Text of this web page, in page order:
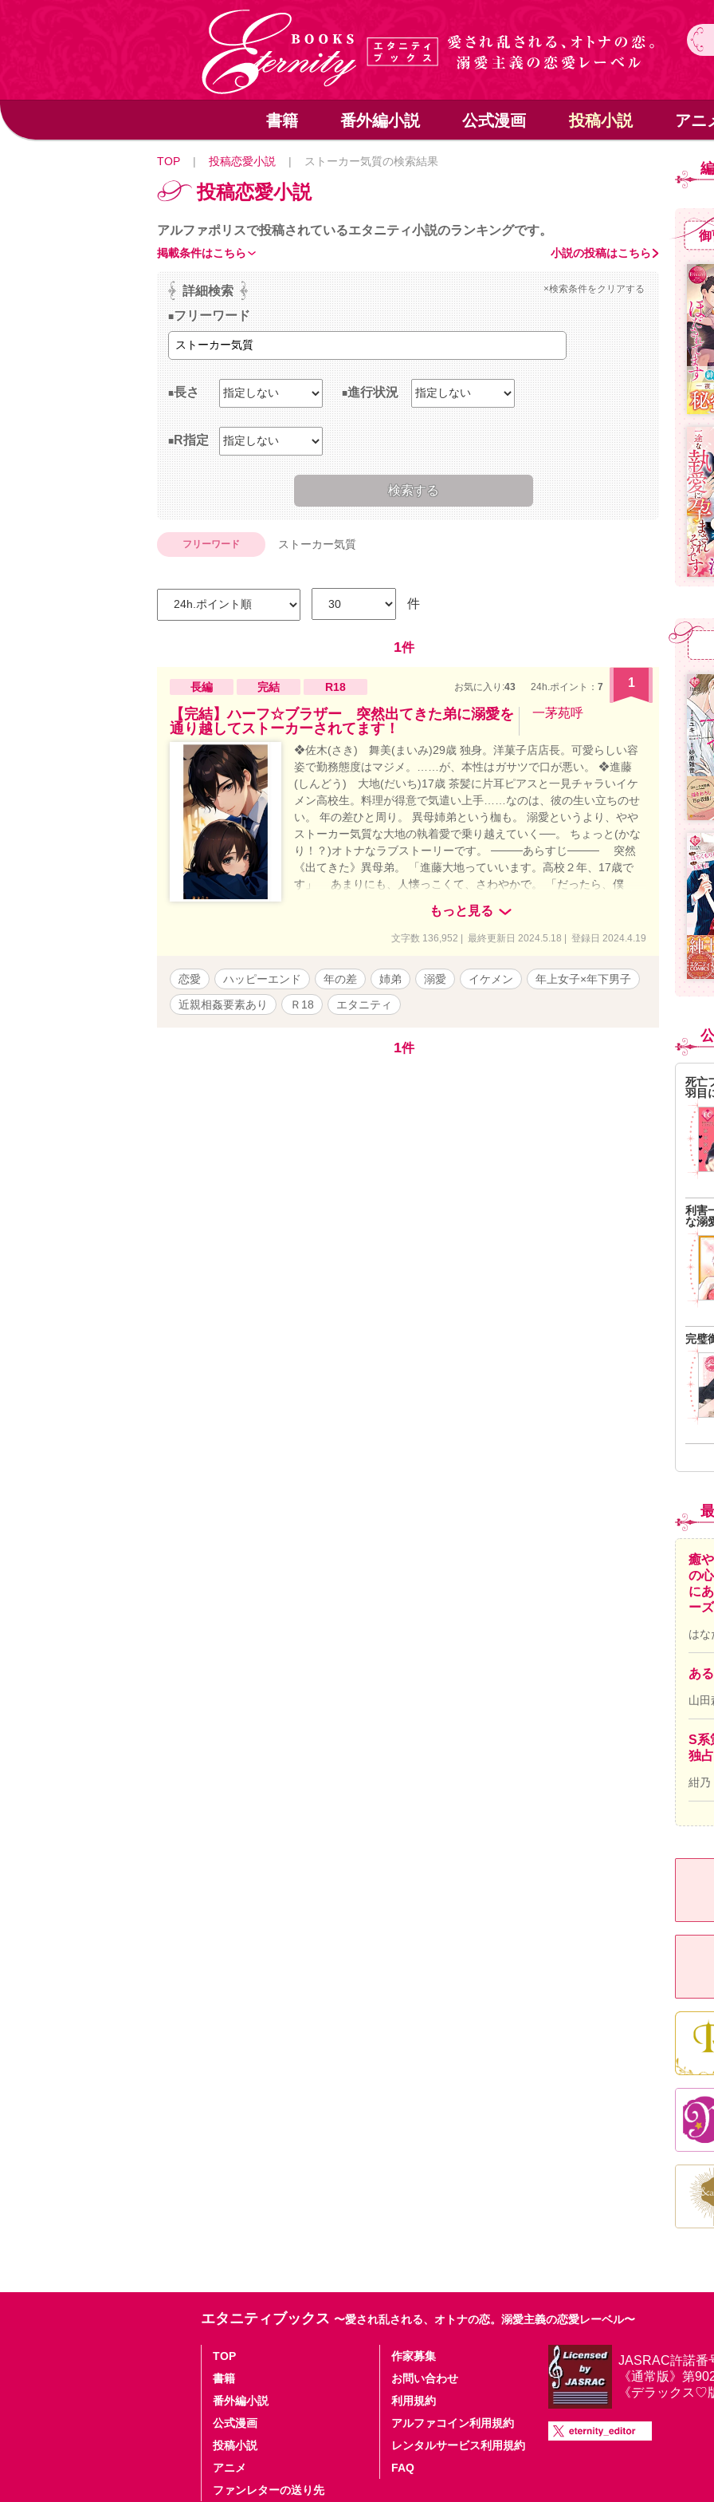
書籍 番外編小説 公式漫画 投稿小説 アニ
TOP | 投稿恋愛小説 | ストーカー気質の検索結果
投稿恋愛小説
アルファポリスで投稿されているエタニティ小説のランキングです。
小説の投稿はこちら
掲載条件はこちら
詳細検索 ×検索条件をクリアする
フリーワード
長さ 進行状況
R指定
フリーワード ストーカー気質
件
1件
長編 完結 R18 お気に入り:43 24h.ポイント： 7 1
【完結】ハーフ☆ブラザー 突然出てきた弟に溺愛を
通り越してストーカーされてます！
一茅苑呼
❖佐木(さき) 舞美(まいみ)29歳 独身。洋菓子店店長。可愛らしい容
姿で勤務態度はマジメ。……が、本性はガサツで口が悪い。 ❖進藤
(しんどう) 大地(だいち)17歳 茶髪に片耳ピアスと一見チャラいイケ
メン高校生。料理が得意で気遣い上手……なのは、彼の生い立ちのせ
い。 年の差ひと周り。 異母姉弟という枷も。 溺愛というより、やや
ストーカー気質な大地の執着愛で乗り越えていく──。 ちょっと(かな
り！？)オトナなラブストーリーです。 ────あらすじ──── 突然
《出てきた》異母弟。 「進藤大地っていいます。高校２年、17歳で
す」 あまりにも、人懐っこくて、さわやかで。 「だったら、僕
を……僕自身を嫌いだって、言ってよ」 なのに、私には理解し難い
《マイルール》をもっていて。 「あの人は、そういう女(ひと)、だっ
たんだ……」 そして、告げられる悲しい過去……。 半分だけ血の
Ｉイラストです※※※
もっと見る
文字数 136,952 | 最終更新日 2024.5.18 | 登録日 2024.4.19
恋愛 ハッピーエンド 年の差 姉弟 溺愛 イケメン
年上女子×年下男子
近親相姦要素あり
Ｒ18 エタニティ
1件
死亡
羽目
利害
な溺
完璧
癒
の
に
ー
はな
あ
山田
S系
独
紺乃
エタニティブックス 〜愛され乱される、オトナの恋。溺愛主義の恋愛レーベル〜
TOP
書籍
番外編小説
公式漫画
投稿小説
アニメ
ファンレターの送り先
作家募集
お問い合わせ
利用規約
アルファコイン利用規約
レンタルサービス利用規約
FAQ
JASRAC許諾番
《通常版》第
《デラックス♡